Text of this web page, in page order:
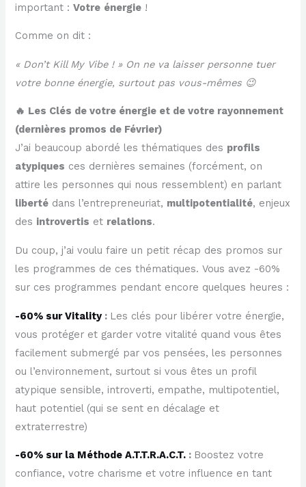
important :Votre énergie !
Comme on dit :
« Don’t Kill My Vibe ! » On ne va laisser personne tuer
votre bonne énergie, surtout pas vous-mêmes 😉
🔥 Les Clés de votre énergie et de votre rayonnement
(dernières promos de Février)
J’ai beaucoup abordé les thématiques des profils
atypiques ces dernières semaines (forcément, on
attire les personnes qui nous ressemblent) en parlant
liberté dans l’entrepreneuriat, multipotentialité, enjeux
des introvertis et relations.
Du coup, j’ai voulu faire un petit récap des promos sur
les programmes de ces thématiques. Vous avez -60%
sur ces programmes pendant encore quelques heures :
-60% sur Vitality : Les clés pour libérer votre énergie,
vous protéger et garder votre vitalité quand vous êtes
facilement submergé par vos pensées, les personnes
ou l’environnement, surtout si vous êtes un profil
atypique sensible, introverti, empathe, multipotentiel,
haut potentiel (qui se sent en décalage et
extraterrestre)
-60% sur la Méthode A.T.T.R.A.C.T. : Boostez votre
confiance, votre charisme et votre influence en tant